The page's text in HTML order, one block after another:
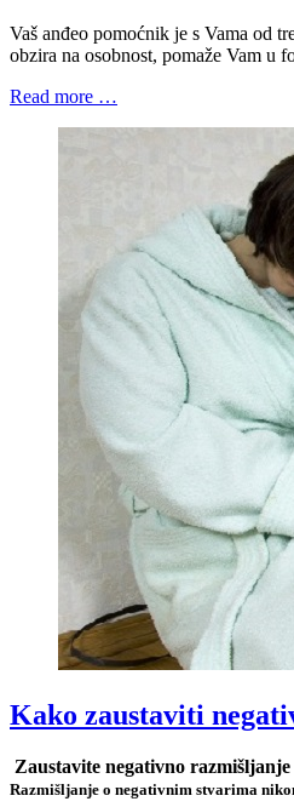
Vaš anđeo pomoćnik je s Vama od
obzira na osobnost, pomaže Vam u
Read more …
Kako zaustaviti
Zaustavite negativno
Razmišljanje o negativnim stvarima